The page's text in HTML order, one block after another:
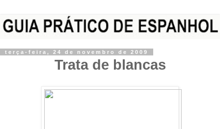
terça-feira, 24 de novembro de 2009
Trata de blancas